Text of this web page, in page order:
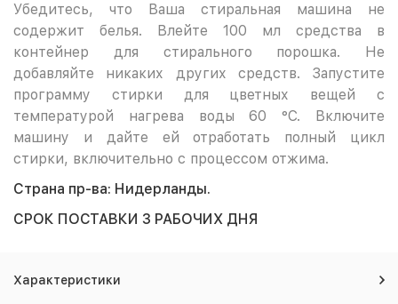
Убедитесь, что Ваша стиральная машина не
содержит белья. Влейте 100 мл средства в
контейнер для стирального порошка. Не
добавляйте никаких других средств. Запустите
программу стирки для цветных вещей с
температурой нагрева воды 60 °С. Включите
машину и дайте ей отработать полный цикл
стирки, включительно с процессом отжима.
Страна пр-ва: Нидерланды.
СРОК ПОСТАВКИ 3 РАБОЧИХ ДНЯ
Характеристики